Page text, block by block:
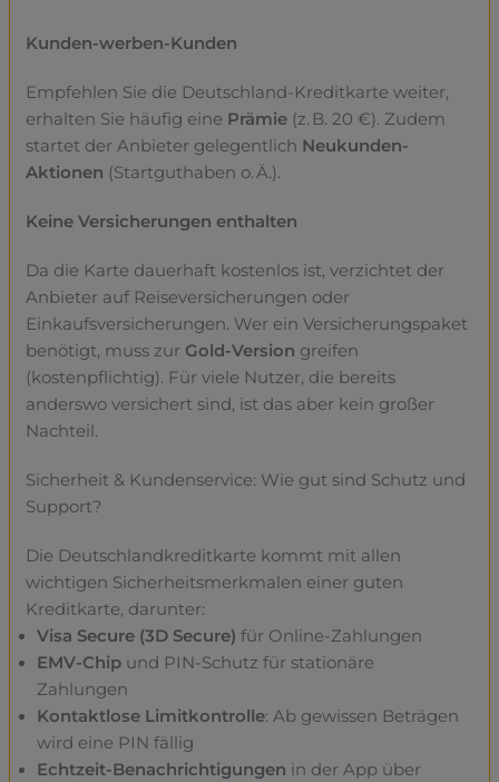
Kunden-werben-Kunden
Empfehlen Sie die Deutschland-Kreditkarte weiter,
erhalten Sie häufig eine Prämie (z. B. 20 €). Zudem
startet der Anbieter gelegentlich Neukunden-
Aktionen (Startguthaben o. Ä.).
Keine Versicherungen enthalten
Da die Karte dauerhaft kostenlos ist, verzichtet der
Anbieter auf Reiseversicherungen oder
Einkaufsversicherungen. Wer ein Versicherungspaket
benötigt, muss zur Gold-Version greifen
(kostenpflichtig). Für viele Nutzer, die bereits
anderswo versichert sind, ist das aber kein großer
Nachteil.
Sicherheit & Kundenservice: Wie gut sind Schutz und
Support?
Die Deutschlandkreditkarte kommt mit allen
wichtigen Sicherheitsmerkmalen einer guten
Kreditkarte, darunter:
Visa Secure (3D Secure) für Online-Zahlungen
EMV-Chip und PIN-Schutz für stationäre
Zahlungen
Kontaktlose Limitkontrolle: Ab gewissen Beträgen
wird eine PIN fällig
Echtzeit-Benachrichtigungen in der App über